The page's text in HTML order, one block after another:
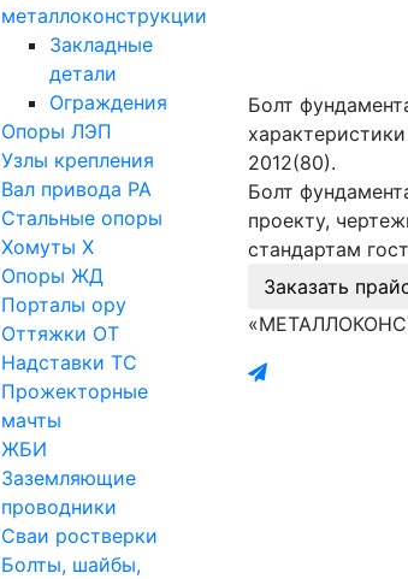
металлоконструкции
Закладные
детали
Ограждения
Опоры ЛЭП
Узлы крепления
Вал привода РА
Стальные опоры
Хомуты Х
Опоры ЖД
Порталы ору
Оттяжки ОТ
Надставки ТС
Прожекторные
мачты
ЖБИ
Заземляющие
проводники
Сваи ростверки
Болты, шайбы,
Болт
2012(80).
Болт
проекту,
стандартам
Заказать